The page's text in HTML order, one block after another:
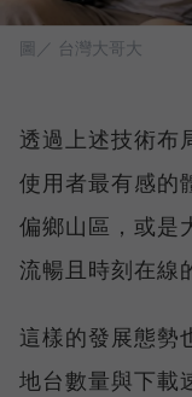
圖／ 台灣大哥大
透過上述技術布
使用者最有感的
偏鄉山區，或是
流暢且時刻在線
這樣的發展態勢
地台數量與下載